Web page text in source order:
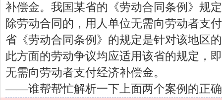
孙术校律师对邻居房基地侵权，中院
孙术校律师对在保定上班两年了，一
孙术校律师对你好，我2016年离的婚
孙术校律师 对房产交易问题的回复获
孙术校律师对我是男方，离婚了，孩
孙术校律师对夫妻共同财产假如妻子
补偿金。我国某省的《劳动合同条例》规
除劳动合同的，用人单位无需向劳动者支
省《劳动合同条例》的规定是针对该地区
此方面的劳动争议均应适用该省的规定，
无需向劳动者支付经济补偿金。
——谁帮帮忙解析一下上面两个案例的正